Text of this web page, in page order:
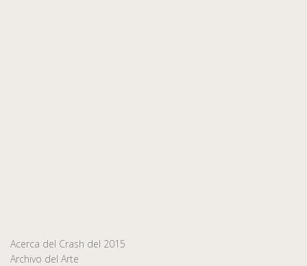
Acerca del Crash del 2015
Archivo del Arte